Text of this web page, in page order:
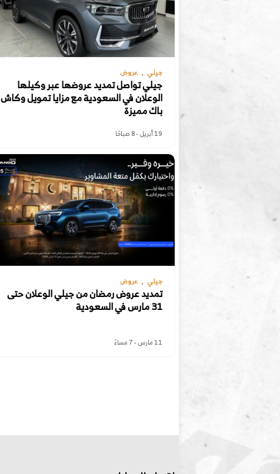
جيلي عروض
جيلي تواصل تمديد عروضها عبر وكيلها
الوعلان في السعودية مع مزايا تمويل وكاش
باك مميزة
19 أبريل - 8 صباحًا
جيلي عروض
تمديد عروض رمضان من جيلي الوعلان حتى
31 مارس في السعودية
11 مارس - 7 مساءً